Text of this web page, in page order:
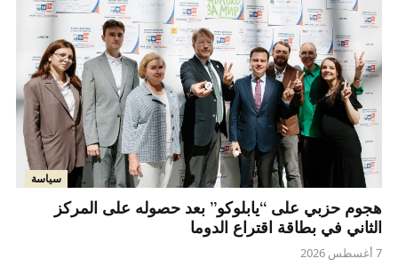
سياسة
هجوم حزبي على “يابلوكو” بعد حصوله على المركز
الثاني في بطاقة اقتراع الدوما
7 أغسطس 2026